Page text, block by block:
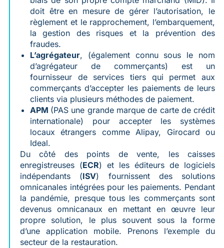
doit être en mesure de gérer l’autorisation, le
règlement et le rapprochement, l’embarquement,
la gestion des risques et la prévention des
fraudes.
L’agrégateur, (également connu sous le nom
d’agrégateur de commerçants) est un
fournisseur de services tiers qui permet aux
commerçants d’accepter les paiements de leurs
clients via plusieurs méthodes de paiement.
APM (PAS une grande marque de carte de crédit
internationale) pour accepter les systèmes
locaux étrangers comme Alipay, Girocard ou
Ideal.
Du côté des points de vente, les caisses
enregistreuses (ECR) et les éditeurs de logiciels
indépendants (ISV) fournissent des solutions
omnicanales intégrées pour les paiements. Pendant
la pandémie, presque tous les commerçants sont
devenus omnicanaux en mettant en œuvre leur
propre solution, le plus souvent sous la forme
d’une application mobile. Prenons l’exemple du
secteur de la restauration.